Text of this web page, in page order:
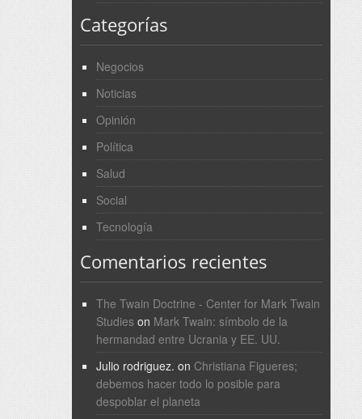
Categorías
Negocios
Noticias
Opinión
Política
Salud
Social
Tecnología
Comentarios recientes
The Twain Doctrine - Center for Mark Twain
Studieson Mark Twain: símbolo de la
hermandad entre Ucrania y EE. UU.
Julio rodriguez. on Christiana Figueres;
debemos hacer todo lo posible para
despoblar el planeta